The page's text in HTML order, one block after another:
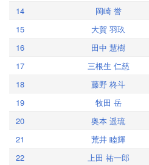
14
岡崎 誉
15
大賀 羽玖
16
田中 慧樹
17
三根生 仁慈
18
藤野 柊斗
19
牧田 岳
20
奥本 遥琉
21
荒井 睦輝
22
上田 祐一郎